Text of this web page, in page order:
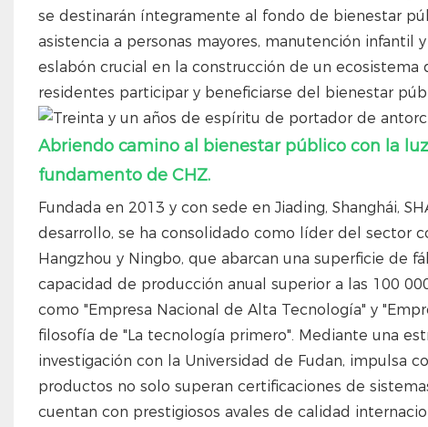
se destinarán íntegramente al fondo de bienestar
asistencia a personas mayores, manutención infantil
eslabón crucial en la construcción de un
residentes participar y beneficiarse del bienestar
Abriendo camino al bienestar público con la
fundamento de CHZ.
Fundada en 2013 y con sede en Jiading, Shanghái,
desarrollo, se ha consolidado como líder del sector
Hangzhou y Ningbo, que abarcan una superficie de
capacidad de producción anual superior a las 100
como "Empresa Nacional de Alta Tecnología" y
filosofía de "La tecnología primero". Mediante una
investigación con la Universidad de Fudan, impulsa
productos no solo superan certificaciones de
cuentan con prestigiosos avales de calidad